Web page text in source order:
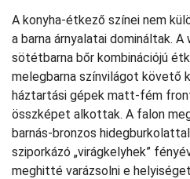
A konyha-étkező színei nem
a barna árnyalatai domináltak.
sötétbarna bőr kombinációjú
melegbarna színvilágot követő
háztartási gépek matt-fém
összképet alkottak. A falon
barnás-bronzos
sziporkázó „virágkelyhek”
meghitté varázsolni e